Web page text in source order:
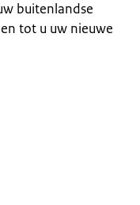
buitenlandse
tot u uw nieuwe